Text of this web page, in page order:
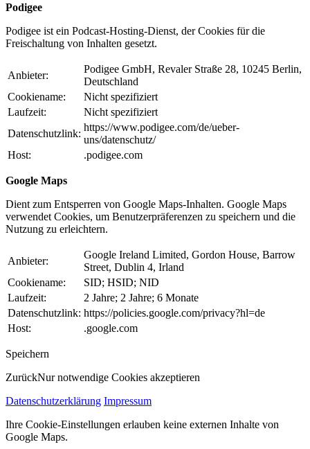
Podigee
Podigee ist ein Podcast-Hosting-Dienst, der Cookies für die
Freischaltung von Inhalten gesetzt.
Anbieter:
Podigee GmbH, Revaler Straße 28, 10245 Berlin,
Deutschland
Cookiename:
Nicht spezifiziert
Laufzeit:
Nicht spezifiziert
Datenschutzlink:
https://www.podigee.com/de/ueber-
uns/datenschutz/
Host:
.podigee.com
Google Maps
Dient zum Entsperren von Google Maps-Inhalten. Google Maps
verwendet Cookies, um Benutzerpräferenzen zu speichern und die
Nutzung zu erleichtern.
Anbieter:
Google Ireland Limited, Gordon House, Barrow
Street, Dublin 4, Irland
Cookiename:
SID; HSID; NID
Laufzeit:
2 Jahre; 2 Jahre; 6 Monate
Datenschutzlink: https://policies.google.com/privacy?hl=de
Host:
.google.com
Speichern
ZurückNur notwendige Cookies akzeptieren
Datenschutzerklärung Impressum
Ihre Cookie-Einstellungen erlauben keine externen Inhalte von
Google Maps.